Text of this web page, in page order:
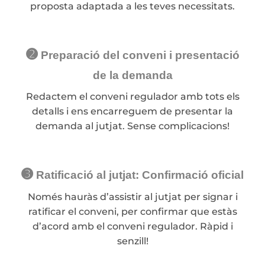
proposta adaptada a les teves necessitats.
➋ Preparació del conveni i presentació
de la demanda
Redactem el conveni regulador amb tots els
detalls i ens encarreguem de presentar la
demanda al jutjat. Sense complicacions!
➌ Ratificació al jutjat: Confirmació oficial
Només hauràs d’assistir al jutjat per signar i
ratificar el conveni, per confirmar que estàs
d’acord amb el conveni regulador. Ràpid i
senzill!